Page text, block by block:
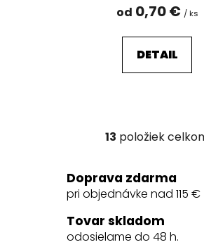
od 0,70 € / ks
DETAIL
O
l
á
a
c
13 položiek
Doprava zdarma
pri objednávke nad 115 €
Tovar skladom
odosielame do 48 h.